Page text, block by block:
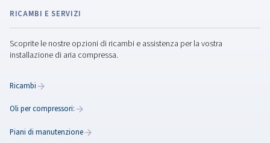
La bolletta non fa paura